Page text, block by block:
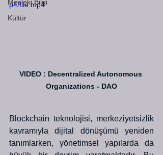
Mesleki Bilgi
Kültür
p4/file.mp4
VIDEO : Decentralized Autonomous
Organizations - DAO
Blockchain teknolojisi, merkeziyetsizlik
kavramıyla dijital dönüşümü yeniden
tanımlarken, yönetimsel yapılarda da